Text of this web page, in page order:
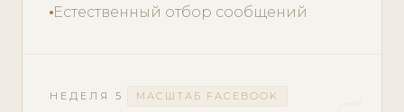
Естественный отбор сообщений
НЕДЕЛЯ 5 МАСШТАБ FACEBOOK